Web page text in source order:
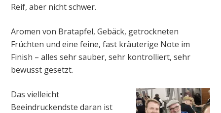
Reif, aber nicht schwer.
Aromen von Bratapfel, Gebäck, getrockneten
Früchten und eine feine, fast kräuterige Note im
Finish – alles sehr sauber, sehr kontrolliert, sehr
bewusst gesetzt.
Das vielleicht
Beeindruckendste daran ist